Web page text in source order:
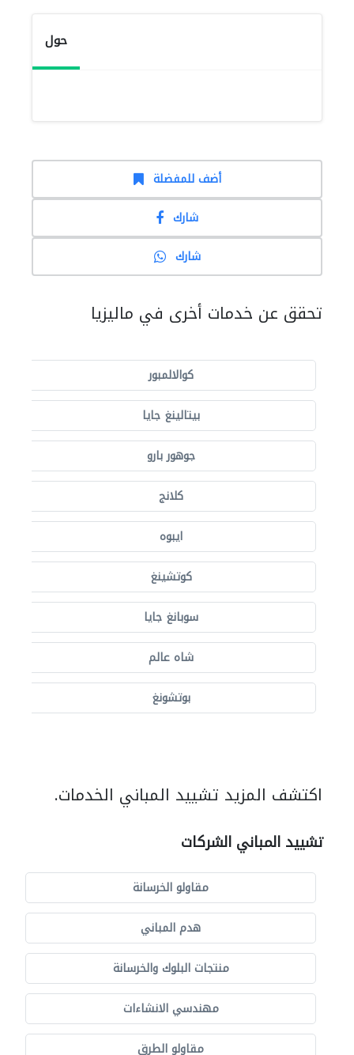
حول
أضف للمفضلة
شارك
شارك
تحقق عن خدمات أخرى في ماليزيا
كوالالمبور
بيتالينغ جايا
جوهور بارو
كلانج
ايبوه
كوتشينغ
سوبانغ جايا
شاه عالم
بوتشونغ
اكتشف المزيد تشييد المباني الخدمات.
تشييد المباني الشركات
مقاولو الخرسانة
هدم المباني
منتجات البلوك والخرسانة
مهندسي الانشاءات
مقاولو الطرق